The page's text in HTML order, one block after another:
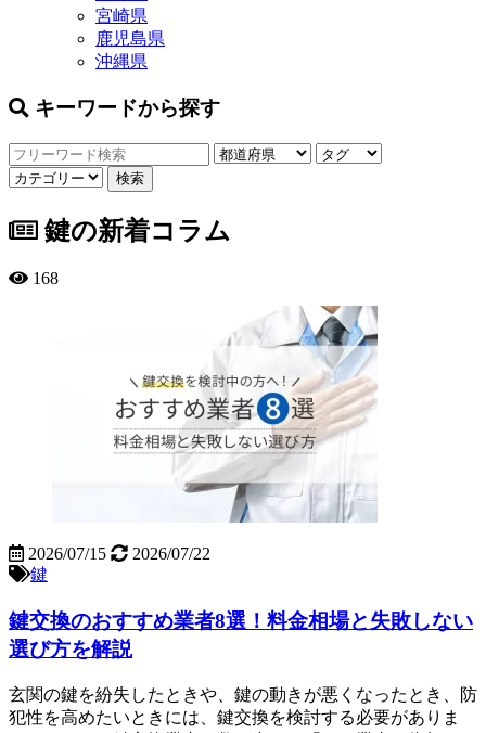
宮崎県
鹿児島県
沖縄県
キーワードから探す
鍵の新着コラム
168
2026/07/15
2026/07/22
鍵
鍵交換のおすすめ業者8選！料金相場と失敗しない
選び方を解説
玄関の鍵を紛失したときや、鍵の動きが悪くなったとき、防
犯性を高めたいときには、鍵交換を検討する必要がありま